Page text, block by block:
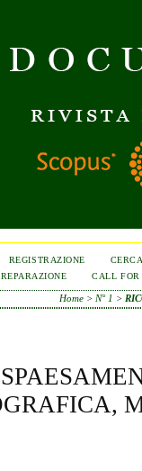
REGISTRAZIONE
CALL FOR
Home> N° 1 >